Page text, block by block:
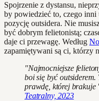
Spojrzenie z dystansu,
by powiedzieć to, czego
pozycję outsidera. Nie
być dobrym felietonistą;
daje ci przewagę. Według
zapamiętywani są ci, którzy
"Najmocniejsze
boi się być outsiderem.
prawdę, której
Teatralny, 2023